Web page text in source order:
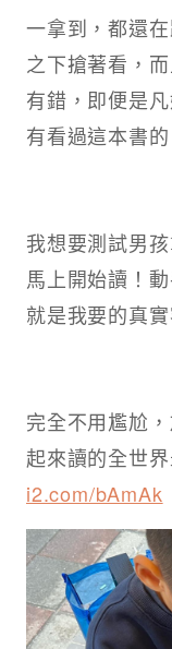
一拿到，都還
之下搶著看，
有錯，即便是
有看過這本書的
我想要測試男
馬上開始讀！
就是我要的真
完全不用尷尬
起來讀的全世
i2.com/bAmAk